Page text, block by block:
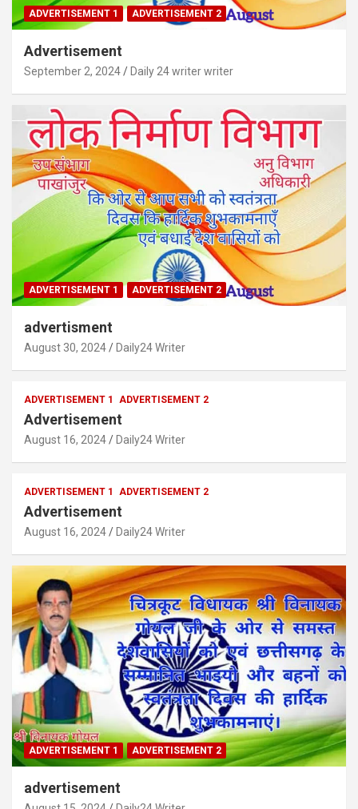
ADVERTISEMENT 1 ADVERTISEMENT 2
Advertisement
September 2, 2024 Daily 24 writer writer
ADVERTISEMENT 1 ADVERTISEMENT 2
advertisment
August 30, 2024 Daily24 Writer
ADVERTISEMENT 1 ADVERTISEMENT 2
Advertisement
August 16, 2024 Daily24 Writer
ADVERTISEMENT 1 ADVERTISEMENT 2
Advertisement
August 16, 2024 Daily24 Writer
ADVERTISEMENT 1 ADVERTISEMENT 2
advertisement